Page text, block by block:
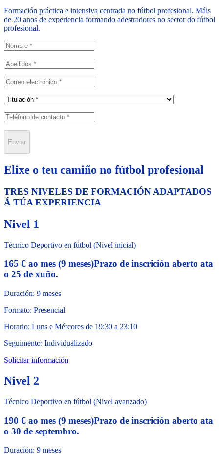
Formación práctica e intensiva centrada no fútbol profesional. Máis
de 20 anos de experiencia formando adestradores no sector do fútbol
profesional.
Enviar
Elixe o teu camiño no fútbol profesional
TRES NIVELES DE FORMACIÓN ADAPTADOS
Á TÚA EXPERIENCIA
Nivel 1
Técnico Deportivo en fútbol (Nivel inicial)
165 € ao mes (9 meses)Prazo de inscrición aberto ata
o 25 de xuño.
Duración: 9 meses
Formato: Presencial
Horario: Luns e Mércores de 19:30 a 23:10
Seguimento: Individualizado
Solicitar información
Nivel 2
Técnico Deportivo en fútbol (Nivel avanzado)
190 € ao mes (9 meses)Prazo de inscrición aberto ata
o 30 de septembro.
Duración: 9 meses